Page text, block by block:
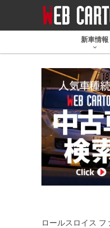
新車情報
ロールスロイス